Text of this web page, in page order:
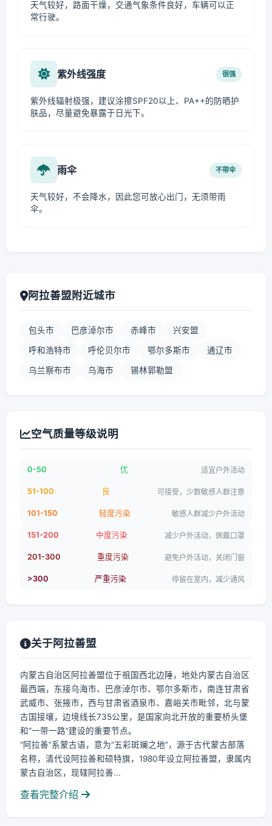
天气较好，路面干燥，交通气象条件良好，车辆可以正
常行驶。
紫外线强度 很强
紫外线辐射极强，建议涂擦SPF20以上、PA++的防晒护
肤品，尽量避免暴露于日光下。
雨伞 不带伞
天气较好，不会降水，因此您可放心出门，无须带雨
伞。
阿拉善盟附近城市
包头市 巴彦淖尔市 赤峰市 兴安盟
呼和浩特市 呼伦贝尔市 鄂尔多斯市 通辽市
乌兰察布市 乌海市 锡林郭勒盟
空气质量等级说明
0-50 优 适宜户外活动
51-100 良 可接受，少数敏感人群注意
101-150 轻度污染 敏感人群减少户外活动
151-200 中度污染 减少户外活动，佩戴口罩
201-300 重度污染 避免户外活动，关闭门窗
>300 严重污染 停留在室内，减少通风
关于阿拉善盟
内蒙古自治区阿拉善盟位于祖国西北边陲，地处内蒙古自治区
最西端，东接乌海市、巴彦淖尔市、鄂尔多斯市，南连甘肃省
武威市、张掖市，西与甘肃省酒泉市、嘉峪关市毗邻，北与蒙
古国接壤，边境线长735公里，是国家向北开放的重要桥头堡
和“一带一路”建设的重要节点。
“阿拉善”系蒙古语，意为“五彩斑斓之地”，源于古代蒙古部落
名称，清代设阿拉善和硕特旗，1980年设立阿拉善盟，隶属内
蒙古自治区，现辖阿拉善...
查看完整介绍